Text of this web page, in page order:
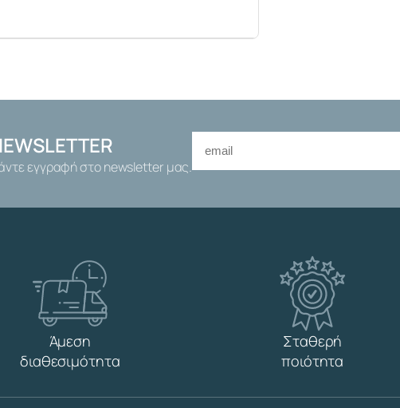
εγγραφή στο newsletter μας.
Άμεση
διαθεσιμότητα
Σταθερή
ποιότητα